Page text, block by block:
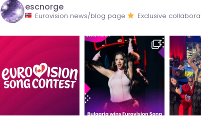
escnorge
Eurovision news/blog page Exclusive